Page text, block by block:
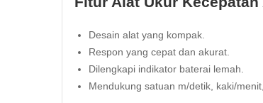
Desain alat yang kompak.
Respon yang cepat dan akurat.
Dilengkapi indikator baterai lemah.
Mendukung satuan m/detik, kaki/